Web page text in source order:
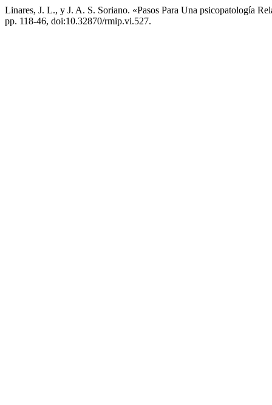
Linares, J. L., y J. A. S. Soriano. «Pasos Para Una psicopatología
pp. 118-46, doi:10.32870/rmip.vi.527.